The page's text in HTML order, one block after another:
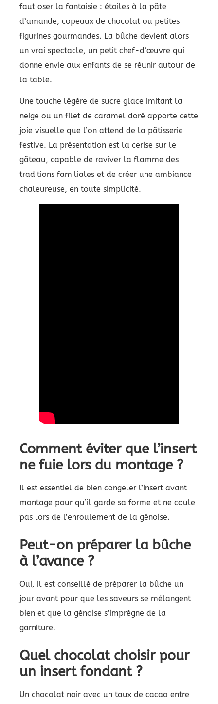
faut oser la fantaisie : étoiles à la pâte
d’amande, copeaux de chocolat ou petites
figurines gourmandes. La bûche devient alors
un vrai spectacle, un petit chef-d’œuvre qui
donne envie aux enfants de se réunir autour de
la table.
Une touche légère de sucre glace imitant la
neige ou un filet de caramel doré apporte cette
joie visuelle que l’on attend de la pâtisserie
festive. La présentation est la cerise sur le
gâteau, capable de raviver la flamme des
traditions familiales et de créer une ambiance
chaleureuse, en toute simplicité.
Comment éviter que l’insert
ne fuie lors du montage ?
Il est essentiel de bien congeler l’insert avant
montage pour qu’il garde sa forme et ne coule
pas lors de l’enroulement de la génoise.
Peut-on préparer la bûche
à l’avance ?
Oui, il est conseillé de préparer la bûche un
jour avant pour que les saveurs se mélangent
bien et que la génoise s’imprègne de la
garniture.
Quel chocolat choisir pour
un insert fondant ?
Un chocolat noir avec un taux de cacao entre